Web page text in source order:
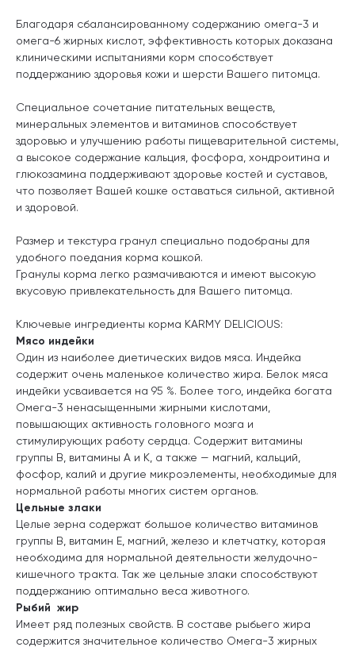
Благодаря сбалансированному содержанию омега-3 и
омега-6 жирных кислот, эффективность которых доказана
клиническими испытаниями корм способствует
поддержанию здоровья кожи и шерсти Вашего питомца.
Специальное сочетание питательных веществ,
минеральных элементов и витаминов способствует
здоровью и улучшению работы пищеварительной системы,
а высокое содержание кальция, фосфора, хондроитина и
глюкозамина поддерживают здоровье костей и суставов,
что позволяет Вашей кошке оставаться сильной, активной
и здоровой.
Размер и текстура гранул специально подобраны для
удобного поедания корма кошкой.
Гранулы корма легко размачиваются и имеют высокую
вкусовую привлекательность для Вашего питомца.
Ключевые ингредиенты корма KARMY DELICIOUS:
Мясо индейки
Один из наиболее диетических видов мяса. Индейка
содержит очень маленькое количество жира. Белок мяса
индейки усваивается на 95 %. Более того, индейка богата
Омега-3 ненасыщенными жирными кислотами,
повышающих активность головного мозга и
стимулирующих работу сердца. Содержит витамины
группы В, витамины А и К, а также — магний, кальций,
фосфор, калий и другие микроэлементы, необходимые для
нормальной работы многих систем органов.
Цельные злаки
Целые зерна содержат большое количество витаминов
группы В, витамин Е, магний, железо и клетчатку, которая
необходима для нормальной деятельности желудочно-
кишечного тракта. Так же цельные злаки способствуют
поддержанию оптимально веса животного.
Рыбий жир
Имеет ряд полезных свойств. В составе рыбьего жира
содержится значительное количество Омега-3 жирных